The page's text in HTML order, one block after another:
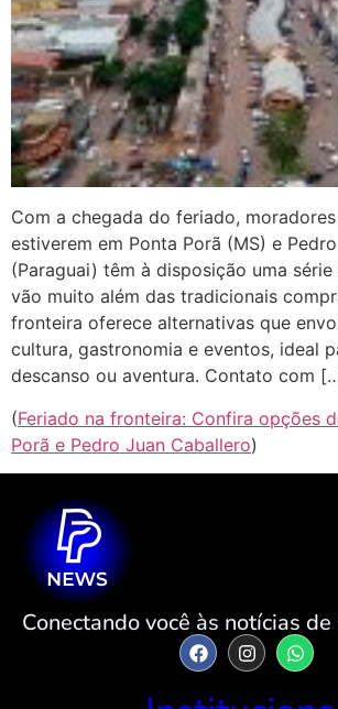
Com a chegada do feriado,
estiverem em Ponta Porã (MS) e
(Paraguai) têm à disposição uma
vão muito além das tradicionais
fronteira oferece alternativas que
cultura, gastronomia e eventos, ideal
descanso ou aventura. Contato com
(Feriado na fronteira: Confira opções
Porã e Pedro Juan Caballero)
Conectando você às notícias